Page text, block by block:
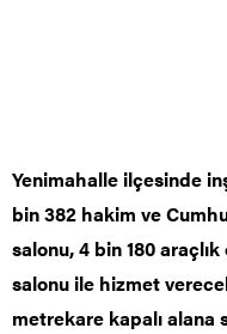
Yenimahalle ilçesinde
bin 382 hakim ve
salonu, 4 bin 180
salonu ile hizmet
metrekare kapalı alana